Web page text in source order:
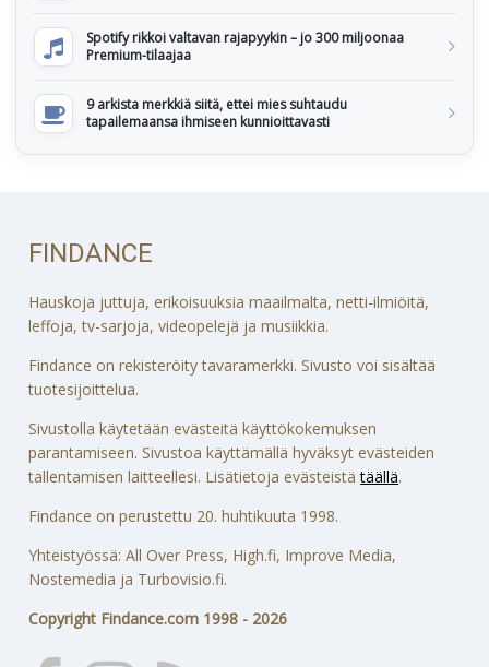
Spotify rikkoi valtavan rajapyykin – jo 300 miljoonaa
Premium-tilaajaa
9 arkista merkkiä siitä, ettei mies suhtaudu
tapailemaansa ihmiseen kunnioittavasti
FINDANCE
Hauskoja juttuja, erikoisuuksia maailmalta, netti-ilmiöitä,
leffoja, tv-sarjoja, videopelejä ja musiikkia.
Findance on rekisteröity tavaramerkki. Sivusto voi sisältää
tuotesijoittelua.
Sivustolla käytetään evästeitä käyttökokemuksen
parantamiseen. Sivustoa käyttämällä hyväksyt evästeiden
tallentamisen laitteellesi. Lisätietoja evästeistätäällä.
Findance on perustettu 20. huhtikuuta 1998.
Yhteistyössä: All Over Press, High.fi, Improve Media,
Nostemedia ja Turbovisio.fi.
Copyright Findance.com 1998 - 2026